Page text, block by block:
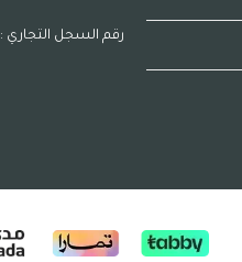
رقم السجل التجاري : 7004995051